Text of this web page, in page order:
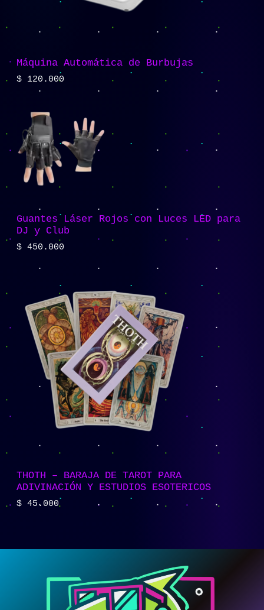
Máquina Automática de Burbujas
$ 120.000
Guantes Láser Rojos con Luces LED para
DJ y Club
$ 450.000
THOTH – BARAJA DE TAROT PARA
ADIVINACIÓN Y ESTUDIOS ESOTERICOS
$ 45.000